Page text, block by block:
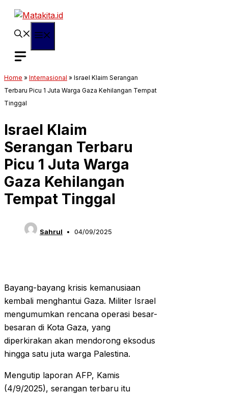
Langsung
Home » Internasional » Israel Klaim Serangan
Terbaru Picu 1 Juta Warga Gaza Kehilangan Tempat
Tinggal
Israel Klaim
Serangan Terbaru
Picu 1 Juta Warga
Gaza Kehilangan
Tempat Tinggal
Sahrul 04/09/2025
Bayang-bayang krisis kemanusiaan
kembali menghantui Gaza. Militer Israel
mengumumkan rencana operasi besar-
besaran di Kota Gaza, yang
diperkirakan akan mendorong eksodus
hingga satu juta warga Palestina.
Mengutip laporan AFP, Kamis
(4/9/2025), serangan terbaru itu